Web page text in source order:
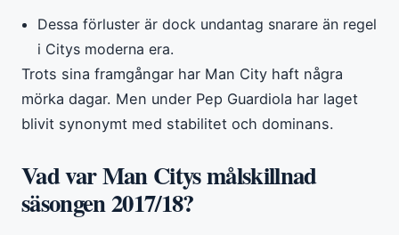
Dessa förluster är dock undantag snarare än regel
i Citys moderna era.
Trots sina framgångar har Man City haft några
mörka dagar. Men under Pep Guardiola har laget
blivit synonymt med stabilitet och dominans.
Vad var Man Citys målskillnad
säsongen 2017/18?